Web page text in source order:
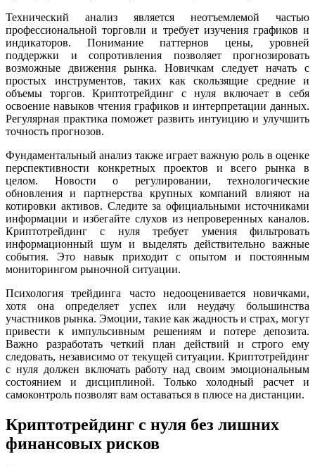
Технический анализ является неотъемлемой частью
профессиональной торговли и требует изучения графиков и
индикаторов. Понимание паттернов цены, уровней
поддержки и сопротивления позволяет прогнозировать
возможные движения рынка. Новичкам следует начать с
простых инструментов, таких как скользящие средние и
объемы торгов. Криптотрейдинг с нуля включает в себя
освоение навыков чтения графиков и интерпретации данных.
Регулярная практика поможет развить интуицию и улучшить
точность прогнозов.
Фундаментальный анализ также играет важную роль в оценке
перспективности конкретных проектов и всего рынка в
целом. Новости о регулировании, технологические
обновления и партнерства крупных компаний влияют на
котировки активов. Следите за официальными источниками
информации и избегайте слухов из непроверенных каналов.
Криптотрейдинг с нуля требует умения фильтровать
информационный шум и выделять действительно важные
события. Это навык приходит с опытом и постоянным
мониторингом рыночной ситуации.
Психология трейдинга часто недооценивается новичками,
хотя она определяет успех или неудачу большинства
участников рынка. Эмоции, такие как жадность и страх, могут
привести к импульсивным решениям и потере депозита.
Важно разработать четкий план действий и строго ему
следовать, независимо от текущей ситуации. Криптотрейдинг
с нуля должен включать работу над своим эмоциональным
состоянием и дисциплиной. Только холодный расчет и
самоконтроль позволят вам оставаться в плюсе на дистанции.
Криптотрейдинг с нуля без лишних
финансовых рисков